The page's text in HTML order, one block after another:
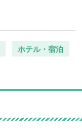
ホテル・宿泊